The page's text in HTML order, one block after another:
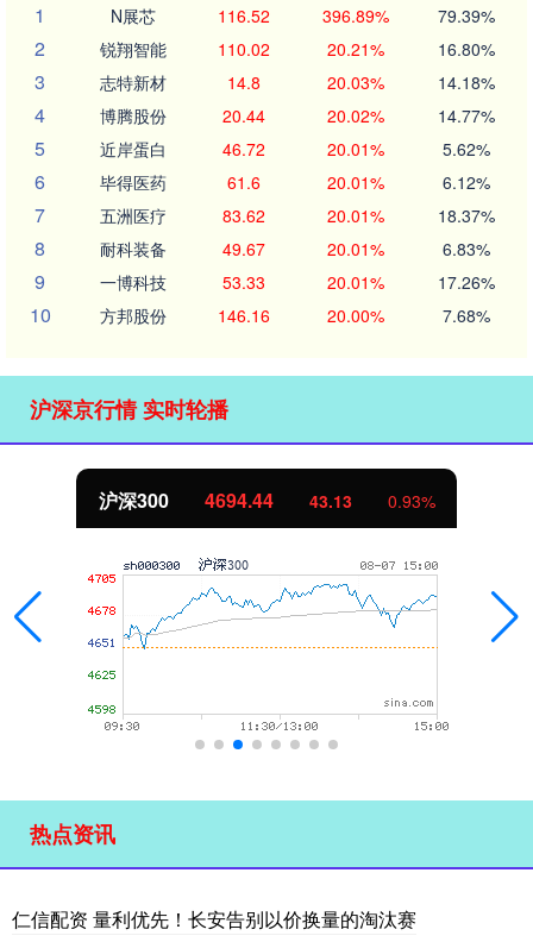
1
N展芯 116.52 396.89% 79.39%
2 锐翔智能 110.02 20.21% 16.80%
3 志特新材 14.8 20.03% 14.18%
4 博腾股份 20.44 20.02% 14.77%
5 近岸蛋白 46.72 20.01% 5.62%
6 毕得医药 61.6 20.01% 6.12%
7 五洲医疗 83.62 20.01% 18.37%
8 耐科装备 49.67 20.01% 6.83%
9 一博科技 53.33 20.01% 17.26%
10 方邦股份 146.16 20.00% 7.68%
沪深京行情 实时轮播
北证50 1134.24
热点资讯
仁信配资 量利优先！长安告别以价换量的淘汰赛